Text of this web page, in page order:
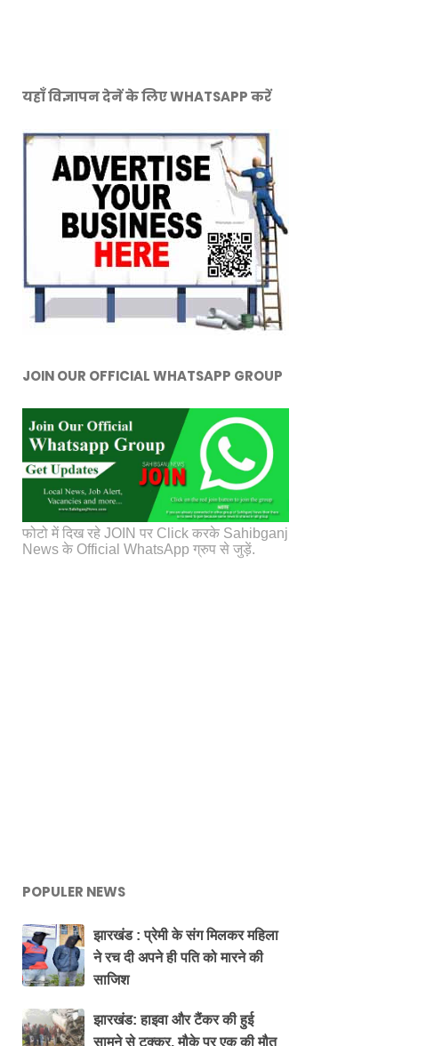
यहाँ विज्ञापन देनें के लिए WHATSAPP करें
JOIN OUR OFFICIAL WHATSAPP GROUP
फोटो में दिख रहे JOIN पर Click करके Sahibganj
News के Official WhatsApp ग्रुप से जुड़ें.
POPULER NEWS
झारखंड : प्रेमी के संग मिलकर महिला
ने रच दी अपने ही पति को मारने की
साजिश
झारखंड: हाइवा और टैंकर की हुई
सामने से टक्कर, मौके पर एक की मौत